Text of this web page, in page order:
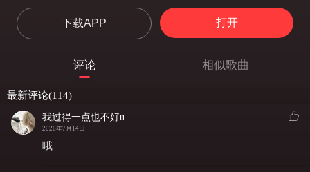
不要说抱歉 像以前那样抱紧我
穿过这时空之间 挽回破碎的一切
天空逐渐变得朦胧我闭上双眼
周围的颜色 开始慢慢消失不见
站在了你面前困难都能够磨灭
下载APP 打开
评论 相似歌曲
最新评论(114)
我过得一点也不好u
2026年7月14日
哦